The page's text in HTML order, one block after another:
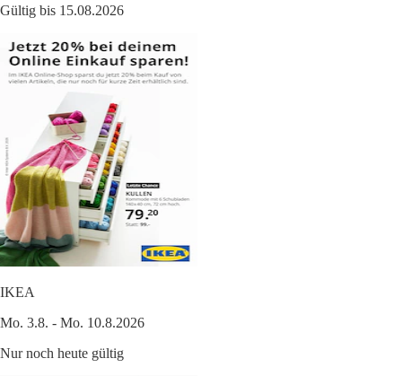
Gültig bis 15.08.2026
IKEA
Mo. 3.8. - Mo. 10.8.2026
Nur noch heute gültig